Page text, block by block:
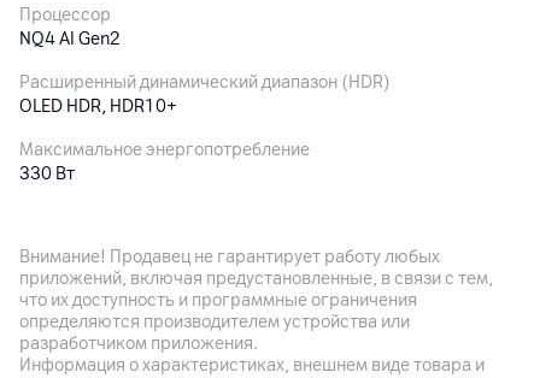
Процессор
NQ4 AI Gen2
Расширенный динамический диапазон (HDR)
OLED HDR, HDR10+
Максимальное энергопотребление
330 Вт
Аудиосистема
Встроенные динамики
Внимание! Продавец не гарантирует работу любых
приложений, включая предустановленные, в связи с тем,
что их доступность и программные ограничения
определяются производителем устройства или
разработчиком приложения.
Информация о характеристиках, внешнем виде товара и